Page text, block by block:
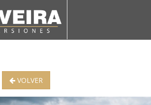
VOLVER